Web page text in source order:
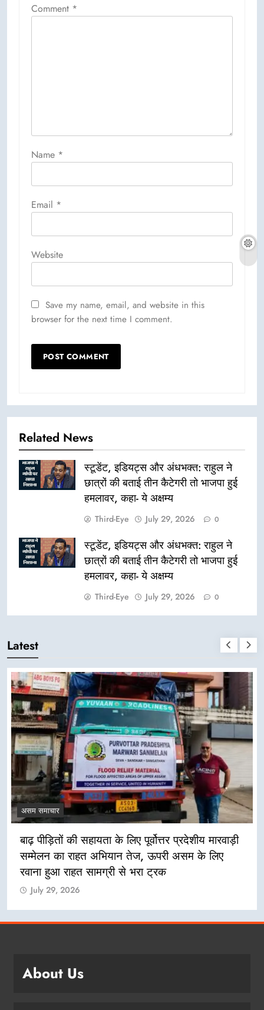
Comment *
Name *
Email *
Website
Save my name, email, and website in this
browser for the next time I comment.
Related News
स्टूडेंट, इडियट्स और अंधभक्त: राहुल ने
छात्रों की बताई तीन कैटेगरी तो भाजपा हुई
हमलावर, कहा- ये अक्षम्य
Third-Eye July 29, 2026 0
स्टूडेंट, इडियट्स और अंधभक्त: राहुल ने
छात्रों की बताई तीन कैटेगरी तो भाजपा हुई
हमलावर, कहा- ये अक्षम्य
Third-Eye July 29, 2026 0
Latest
असम समाचार
बाढ़ पीड़ितों की सहायता के लिए पूर्वोत्तर प्रदेशीय मारवाड़ी
सम्मेलन का राहत अभियान तेज, ऊपरी असम के लिए
रवाना हुआ राहत सामग्री से भरा ट्रक
July 29, 2026
About Us